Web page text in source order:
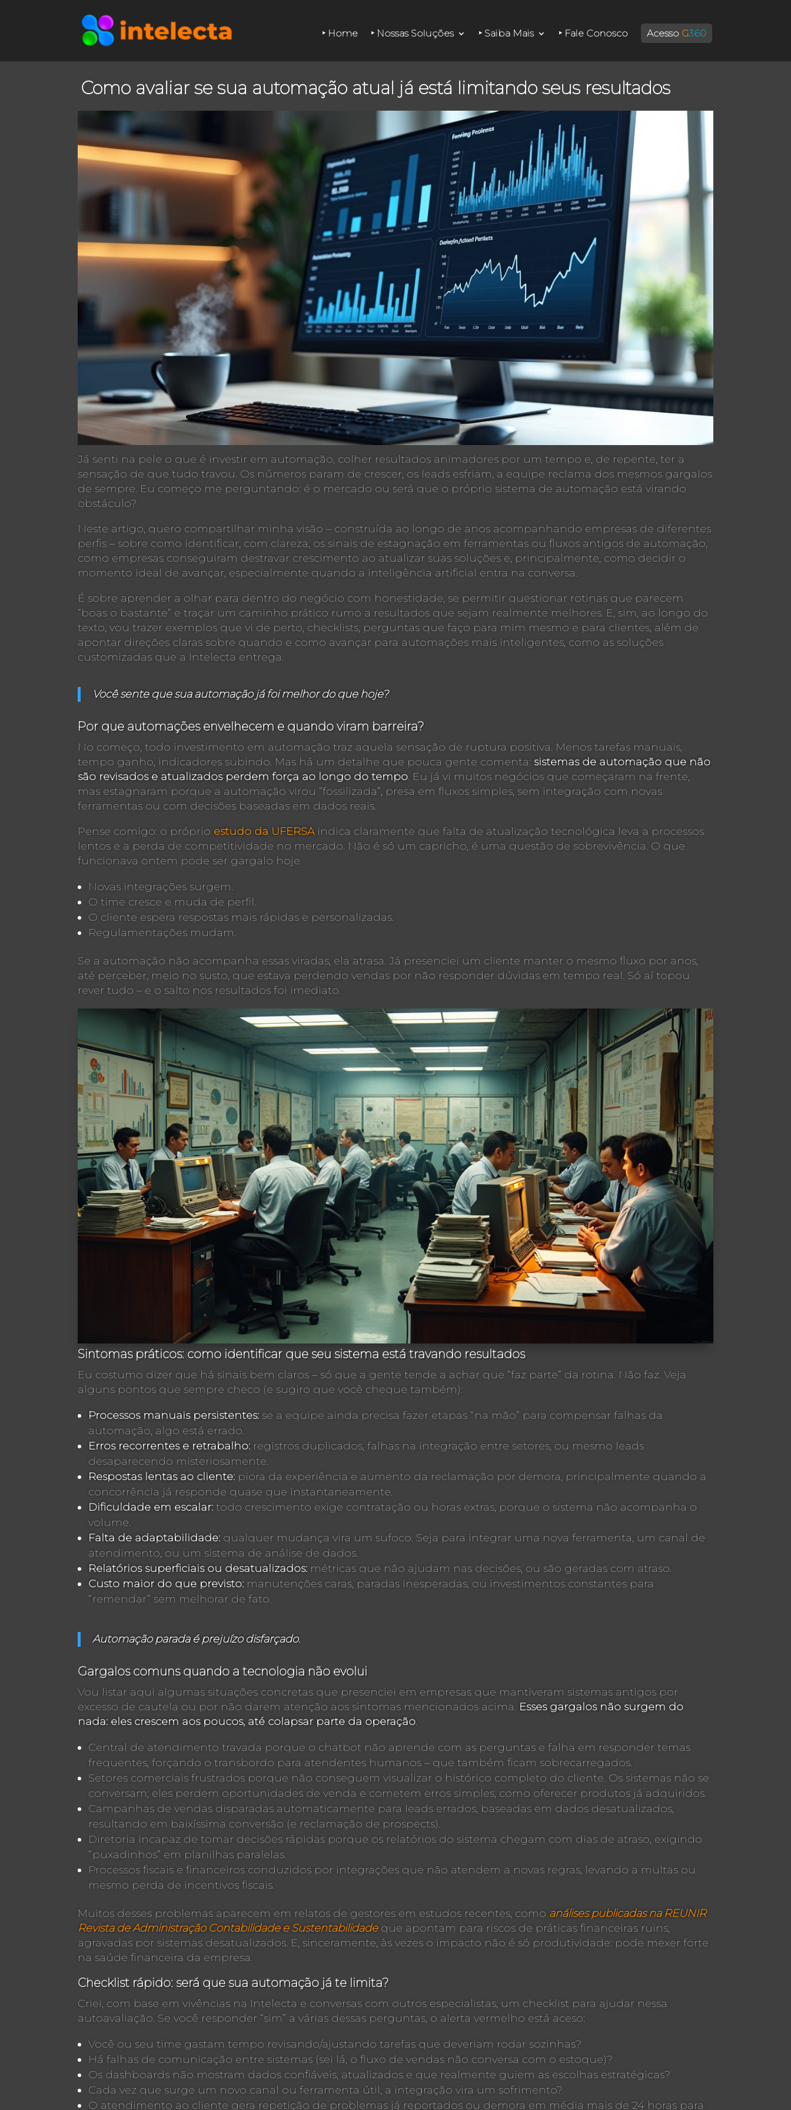
‣ Home ‣ Nossas Soluções ‣ Saiba Mais ‣ Fale Conosco Acesso G360
Como avaliar se sua automação atual já está limitando seus resultados
Já senti na pele o que é investir em automação, colher resultados animadores por um tempo e, de repente, ter a
sensação de que tudo travou. Os números param de crescer, os leads esfriam, a equipe reclama dos mesmos gargalos
de sempre. Eu começo me perguntando: é o mercado ou será que o próprio sistema de automação está virando
obstáculo?
Neste artigo, quero compartilhar minha visão – construída ao longo de anos acompanhando empresas de diferentes
perfis – sobre como identificar, com clareza, os sinais de estagnação em ferramentas ou fluxos antigos de automação,
como empresas conseguiram destravar crescimento ao atualizar suas soluções e, principalmente, como decidir o
momento ideal de avançar, especialmente quando a inteligência artificial entra na conversa.
É sobre aprender a olhar para dentro do negócio com honestidade, se permitir questionar rotinas que parecem
“boas o bastante” e traçar um caminho prático rumo a resultados que sejam realmente melhores. E, sim, ao longo do
texto, vou trazer exemplos que vi de perto, checklists, perguntas que faço para mim mesmo e para clientes, além de
apontar direções claras sobre quando e como avançar para automações mais inteligentes, como as soluções
customizadas que a Intelecta entrega.
Você sente que sua automação já foi melhor do que hoje?
Por que automações envelhecem e quando viram barreira?
No começo, todo investimento em automação traz aquela sensação de ruptura positiva. Menos tarefas manuais,
tempo ganho, indicadores subindo. Mas há um detalhe que pouca gente comenta: sistemas de automação que não
são revisados e atualizados perdem força ao longo do tempo. Eu já vi muitos negócios que começaram na frente,
mas estagnaram porque a automação virou “fossilizada”, presa em fluxos simples, sem integração com novas
ferramentas ou com decisões baseadas em dados reais.
Pense comigo: o próprio estudo da UFERSAindica claramente que falta de atualização tecnológica leva a processos
lentos e a perda de competitividade no mercado. Não é só um capricho, é uma questão de sobrevivência. O que
funcionava ontem pode ser gargalo hoje.
Novas integrações surgem.
O time cresce e muda de perfil.
O cliente espera respostas mais rápidas e personalizadas.
Regulamentações mudam.
Se a automação não acompanha essas viradas, ela atrasa. Já presenciei um cliente manter o mesmo fluxo por anos,
até perceber, meio no susto, que estava perdendo vendas por não responder dúvidas em tempo real. Só aí topou
rever tudo – e o salto nos resultados foi imediato.
Sintomas práticos: como identificar que seu sistema está travando resultados
Eu costumo dizer que há sinais bem claros – só que a gente tende a achar que “faz parte” da rotina. Não faz. Veja
alguns pontos que sempre checo (e sugiro que você cheque também):
Processos manuais persistentes: se a equipe ainda precisa fazer etapas “na mão” para compensar falhas da
automação, algo está errado.
Erros recorrentes e retrabalho: registros duplicados, falhas na integração entre setores, ou mesmo leads
desaparecendo misteriosamente.
Respostas lentas ao cliente: piora da experiência e aumento da reclamação por demora, principalmente quando a
concorrência já responde quase que instantaneamente.
Dificuldade em escalar: todo crescimento exige contratação ou horas extras, porque o sistema não acompanha o
volume.
Falta de adaptabilidade: qualquer mudança vira um sufoco. Seja para integrar uma nova ferramenta, um canal de
atendimento, ou um sistema de análise de dados.
Relatórios superficiais ou desatualizados: métricas que não ajudam nas decisões, ou são geradas com atraso.
Custo maior do que previsto: manutenções caras, paradas inesperadas, ou investimentos constantes para
“remendar” sem melhorar de fato.
Automação parada é prejuízo disfarçado.
Gargalos comuns quando a tecnologia não evolui
Vou listar aqui algumas situações concretas que presenciei em empresas que mantiveram sistemas antigos por
excesso de cautela ou por não darem atenção aos sintomas mencionados acima. Esses gargalos não surgem do
nada: eles crescem aos poucos, até colapsar parte da operação.
Central de atendimento travada porque o chatbot não aprende com as perguntas e falha em responder temas
frequentes, forçando o transbordo para atendentes humanos – que também ficam sobrecarregados.
Setores comerciais frustrados porque não conseguem visualizar o histórico completo do cliente. Os sistemas não se
conversam; eles perdem oportunidades de venda e cometem erros simples, como oferecer produtos já adquiridos.
Campanhas de vendas disparadas automaticamente para leads errados, baseadas em dados desatualizados,
resultando em baixíssima conversão (e reclamação de prospects).
Diretoria incapaz de tomar decisões rápidas porque os relatórios do sistema chegam com dias de atraso, exigindo
“puxadinhos” em planilhas paralelas.
Processos fiscais e financeiros conduzidos por integrações que não atendem a novas regras, levando a multas ou
mesmo perda de incentivos fiscais.
Muitos desses problemas aparecem em relatos de gestores em estudos recentes, como análises publicadas na REUNIR
Revista de Administração Contabilidade e Sustentabilidadeque apontam para riscos de práticas financeiras ruins,
agravadas por sistemas desatualizados. E, sinceramente, às vezes o impacto não é só produtividade: pode mexer forte
na saúde financeira da empresa.
Checklist rápido: será que sua automação já te limita?
Criei, com base em vivências na Intelecta e conversas com outros especialistas, um checklist para ajudar nessa
autoavaliação. Se você responder “sim” a várias dessas perguntas, o alerta vermelho está aceso:
Você ou seu time gastam tempo revisando/ajustando tarefas que deveriam rodar sozinhas?
Há falhas de comunicação entre sistemas (sei lá, o fluxo de vendas não conversa com o estoque)?
Os dashboards não mostram dados confiáveis, atualizados e que realmente guiem as escolhas estratégicas?
Cada vez que surge um novo canal ou ferramenta útil, a integração vira um sofrimento?
O atendimento ao cliente gera repetição de problemas já reportados ou demora em média mais de 24 horas para